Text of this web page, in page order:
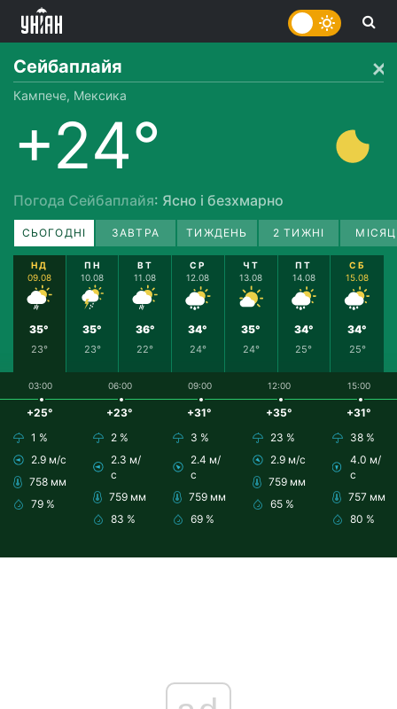
Сейбаплайя
Кампече, Мексика
+24°
Погода Сейбаплайя: Ясно і безхмарно
СЬОГОДНІ ЗАВТРА ТИЖДЕНЬ 2 ТИЖНІ
НД
09.08
35°
23°
ПН
10.08
35°
23°
ВТ
11.08
36°
22°
СР
12.08
34°
24°
ЧТ
13.08
35°
24°
ПТ
14.08
34°
25°
СБ
15.08
34°
25°
03:00
+25°
1 %
2.9 м/с
758 мм
79 %
06:00
+23°
2 %
2.3 м/
с
759 мм
83 %
09:00
+31°
3 %
2.4 м/
с
759 мм
69 %
12:00
+35°
23 %
2.9 м/с
759 мм
65 %
15:00
+31°
38 %
4.0 м/
с
757 мм
80 %